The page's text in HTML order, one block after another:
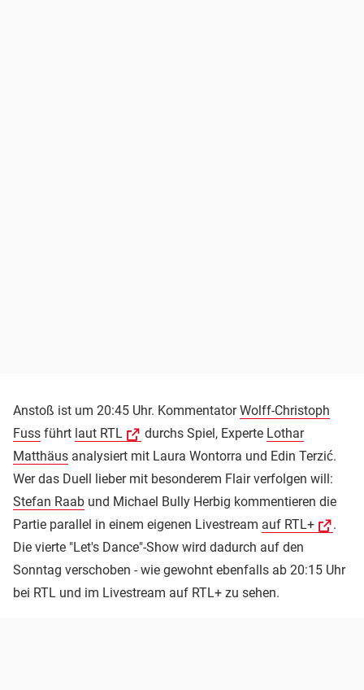
Anstoß ist um 20:45 Uhr. KommentatorWolff-Christoph
Fuss führt laut RTL durchs Spiel, Experte Lothar
Matthäus analysiert mit Laura Wontorra und Edin Terzić.
Wer das Duell lieber mit besonderem Flair verfolgen will:
Stefan Raab und Michael Bully Herbig kommentieren die
Partie parallel in einem eigenen Livestream auf RTL+
.
Die vierte "Let's Dance"-Show wird dadurch auf den
Sonntag verschoben - wie gewohnt ebenfalls ab 20:15 Uhr
bei RTL und im Livestream auf RTL+ zu sehen.